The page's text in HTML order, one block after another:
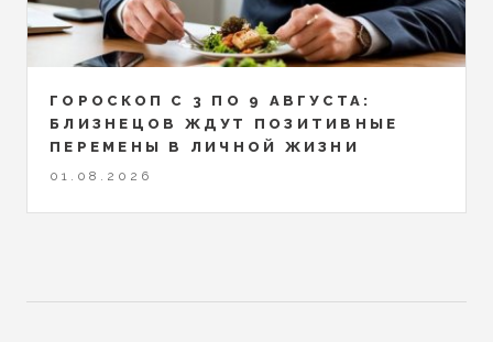
ГОРОСКОП С 3 ПО 9 АВГУСТА:
БЛИЗНЕЦОВ ЖДУТ ПОЗИТИВНЫЕ
ПЕРЕМЕНЫ В ЛИЧНОЙ ЖИЗНИ
01.08.2026